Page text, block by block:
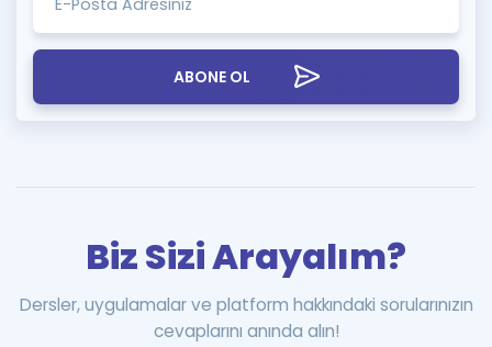
ABONE OL
Biz Sizi Arayalım?
Dersler, uygulamalar ve platform hakkındaki sorularınızın
cevaplarını anında alın!